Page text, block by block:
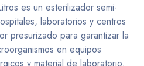
es un esterilizador semi-
laboratorios y centros
presurizado para garantizar la
en equipos